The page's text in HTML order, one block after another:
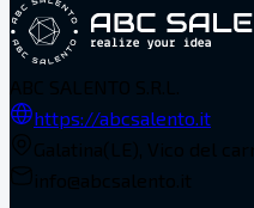
https://abcsalento.it